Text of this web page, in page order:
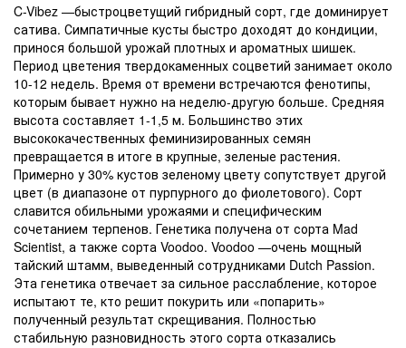
C-Vibez —быстроцветущий гибридный сорт, где доминирует
сатива. Симпатичные кусты быстро доходят до кондиции,
принося большой урожай плотных и ароматных шишек.
Период цветения твердокаменных соцветий занимает около
10-12 недель. Время от времени встречаются фенотипы,
которым бывает нужно на неделю-другую больше. Средняя
высота составляет 1-1,5 м. Большинство этих
высококачественных феминизированных семян
превращается в итоге в крупные, зеленые растения.
Примерно у 30% кустов зеленому цвету сопутствует другой
цвет (в диапазоне от пурпурного до фиолетового). Сорт
славится обильными урожаями и специфическим
сочетанием терпенов. Генетика получена от сорта Mad
Scientist, а также сорта Voodoo. Voodoo —очень мощный
тайский штамм, выведенный сотрудниками Dutch Passion.
Эта генетика отвечает за сильное расслабление, которое
испытают те, кто решит покурить или «попарить»
полученный результат скрещивания. Полностью
стабильную разновидность этого сорта отказались